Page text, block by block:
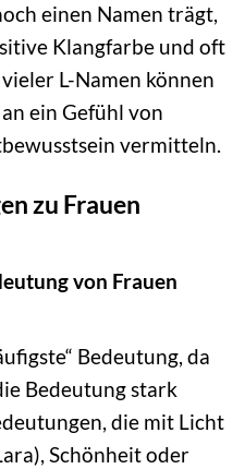
einen Namen trägt,
Klangfarbe und oft
L-Namen können
ein Gefühl von
vermitteln.
zu Frauen
von Frauen
Bedeutung, da
Bedeutung stark
die mit Licht
Schönheit oder